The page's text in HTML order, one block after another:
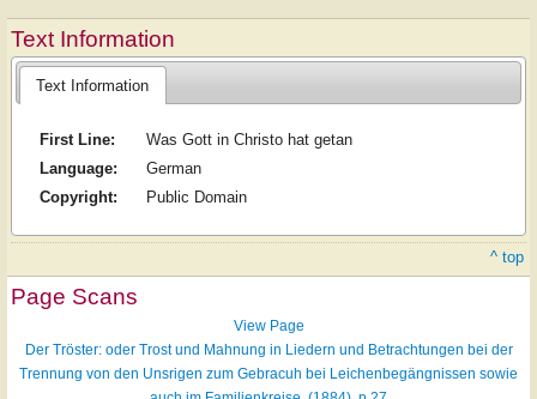
Text Information
Text Information
First Line:
Was Gott in Christo hat getan
Language:
German
Copyright:
Public Domain
^ top
Page Scans
View Page
Der Tröster: oder Trost und Mahnung in Liedern und Betrachtungen bei der
Trennung von den Unsrigen zum Gebracuh bei Leichenbegängnissen sowie